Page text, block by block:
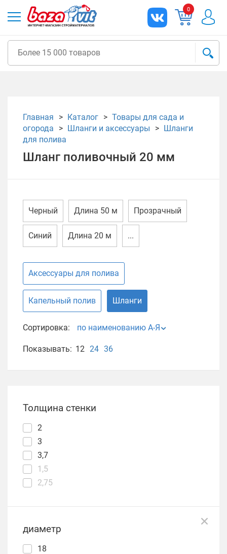
0
Главная Каталог
Товары для сада и
огорода
Шланги и аксессуары
Шланги
для полива
Шланг поливочный 20 мм
Черный Длина 50 м Прозрачный
Синий Длина 20 м ...
Аксессуары для полива
Капельный полив Шланги
Сортировка: по наименованию А-Я
Показывать: 12 24 36
Толщина стенки
2
3
3,7
1,5
2,75
диаметр
18